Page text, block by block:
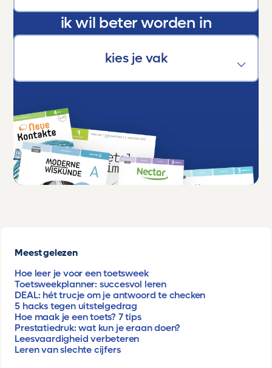
ik wil beter worden in
Meest gelezen
Hoe leer je voor een toetsweek
Toetsweekplanner: succesvol leren
DEAL: hét trucje om je antwoord te checken
5 hacks tegen uitstelgedrag
Hoe maak je een toets? 7 tips
Prestatiedruk: wat kun je eraan doen?
Leesvaardigheid verbeteren
Leren van slechte cijfers